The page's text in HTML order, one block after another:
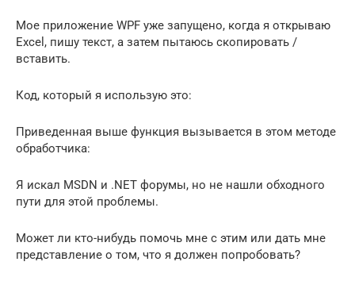
Мое приложение WPF уже запущено, когда я открываю
Excel, пишу текст, а затем пытаюсь скопировать /
вставить.
Код, который я использую это:
Приведенная выше функция вызывается в этом методе
обработчика:
Я искал MSDN и .NET форумы, но не нашли обходного
пути для этой проблемы.
Может ли кто-нибудь помочь мне с этим или дать мне
представление о том, что я должен попробовать?